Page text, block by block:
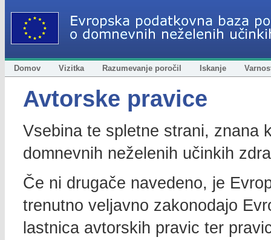
Domov Vizitka Razumevanje poročil Iskanje
Avtorske pravice
Vsebina te spletne strani, znana
domnevnih neželenih učinkih
Če ni drugače navedeno, je
trenutno veljavno zakonodajo
lastnica avtorskih pravic ter